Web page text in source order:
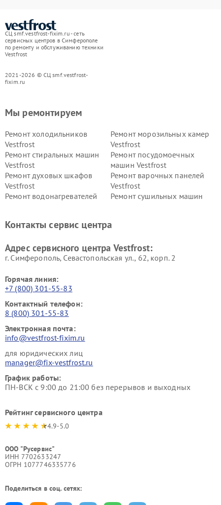
СЦ smf.vestfrost-fixim.ru - сеть
сервисных центров в Симферополе
по ремонту и обслуживанию техники
Vestfrost
2021-2026 © СЦ smf.vestfrost-
fixim.ru
Мы ремонтируем
Ремонт холодильников
Vestfrost
Ремонт морозильных камер
Vestfrost
Ремонт стиральных машин
Vestfrost
Ремонт посудомоечных
машин Vestfrost
Ремонт духовых шкафов
Vestfrost
Ремонт варочных панелей
Vestfrost
Ремонт водонагревателей
Ремонт сушильных машин
Vestfrost
Контакты сервис центра
Адрес сервисного центра Vestfrost:
г. Симферополь, Севастопольская ул., 62, корп. 2
Горячая линия:
+7 (800) 301-55-83
Контактный телефон:
8 (800) 301-55-83
Электронная почта:
info@vestfrost-fixim.ru
для юридических лиц
manager@fix-vestfrost.ru
График работы:
ПН-ВСК с 9:00 до 21:00 без перерывов и выходных
Рейтинг сервисного центра
4.9-5.0
ООО "Русервис"
ИНН 7702633247
ОГРН 1077746335776
Поделиться в соц. сетях: